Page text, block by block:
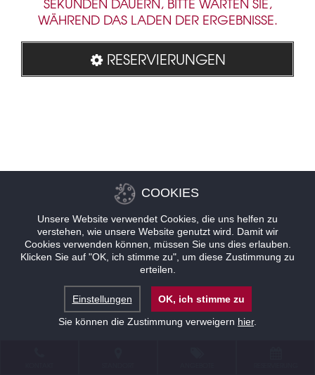
WÄHREND DAS LADEN DER ERGEBNISSE.
RESERVIERUNGEN
COOKIES
Unsere Website verwendet Cookies, die uns helfen zu
verstehen, wie unsere Website genutzt wird. Damit wir
Cookies verwenden können, müssen Sie uns dies erlauben.
Klicken Sie auf "OK, ich stimme zu", um diese Zustimmung zu
erteilen.
Einstellungen
OK, ich stimme zu
Sie können die Zustimmung verweigern hier.